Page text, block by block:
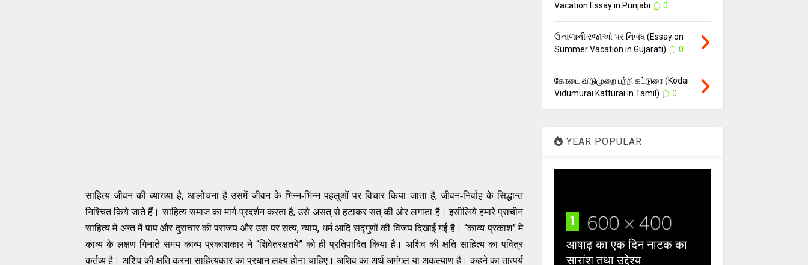
साहित्य जीवन की व्याख्या है, आलोचना है उसमें जीवन के भिन्न-भिन्न पहलुओं पर विचार किया जाता है,जीवन-निर्वाह के सिद्धान्त
निश्चित किये जाते हैं। साहित्य समाज का मार्ग-प्रदर्शन करता है,उसे असत् से हटाकर सत् की ओर लगाता है। इसीलिये हमारे प्राचीन
साहित्य में अन्त में पाप और दुराचार की पराजय और उस पर सत्य,न्याय, धर्म आदि सद्गुणों की विजय दिखाई गई है।“काव्य प्रकाश”में
काव्य के लक्षण गिनाते समय काव्य प्रकाशकार ने “शिवेतरक्षतये”को ही प्रतिपादित किया है। अशिव की क्षति साहित्य का पवित्र
कर्तव्य है। अशिव की क्षति करना साहित्यकार का प्रधान लक्ष्य होना चाहिए। अशिव का अर्थ अमंगल या अकल्याण है। कहने का तात्पर्य
Vacation Essay in Punjabi
0
ઉનાળાની રજાઓ પર નિબંધ (Essay on
Summer Vacation in Gujarati)
0
கோடை விடுமுறை பற்றி கட்டுரை (Kodai
Vidumurai Katturai in Tamil)
0
YEAR POPULAR
1
आषाढ़ का एक दिन नाटक का
सारांश तथा उद्देश्य